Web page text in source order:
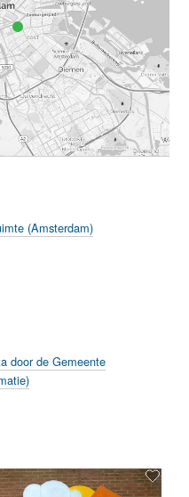
(Amsterdam)
door de Gemeente